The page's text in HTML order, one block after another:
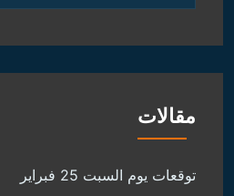
مقالات
توقعات يوم السبت 25 فبراير